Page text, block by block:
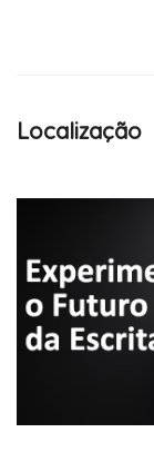
Localização